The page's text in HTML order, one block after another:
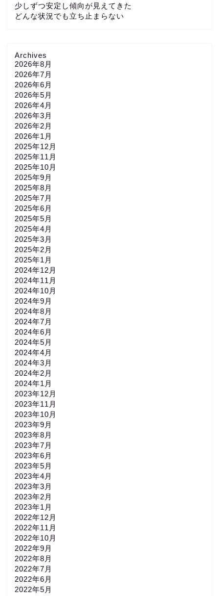
少しずつ安定し傾向が見えてきた
どんな状況でも立ち止まらない
Archives
2026年8月
2026年7月
2026年6月
2026年5月
2026年4月
2026年3月
2026年2月
2026年1月
2025年12月
2025年11月
2025年10月
2025年9月
2025年8月
2025年7月
2025年6月
2025年5月
2025年4月
2025年3月
2025年2月
2025年1月
2024年12月
2024年11月
2024年10月
2024年9月
2024年8月
2024年7月
2024年6月
2024年5月
2024年4月
2024年3月
2024年2月
2024年1月
2023年12月
2023年11月
2023年10月
2023年9月
2023年8月
2023年7月
2023年6月
2023年5月
2023年4月
2023年3月
2023年2月
2023年1月
2022年12月
2022年11月
2022年10月
2022年9月
2022年8月
2022年7月
2022年6月
2022年5月